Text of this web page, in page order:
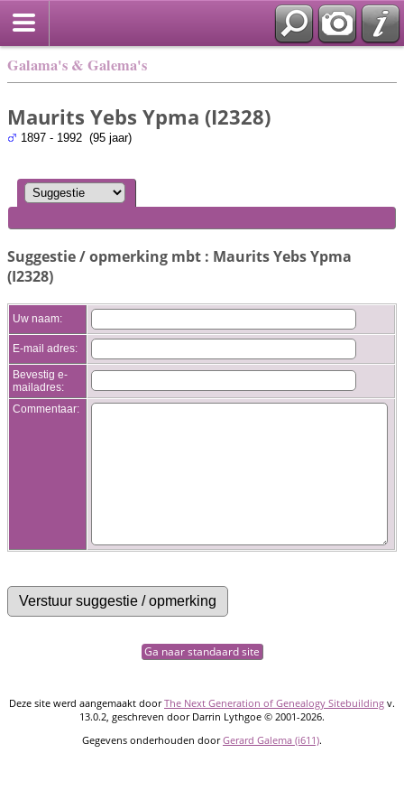
Galama's & Galema's
Maurits Yebs Ypma (I2328)
1897 - 1992 (95 jaar)
Suggestie / opmerking mbt : Maurits Yebs Ypma
(I2328)
Uw naam:
E-mail adres:
Bevestig e-
mailadres:
Commentaar:
Ga naar standaard site
Deze site werd aangemaakt doorThe Next Generation of Genealogy Sitebuilding v.
13.0.2, geschreven door Darrin Lythgoe © 2001-2026.
Gegevens onderhouden doorGerard Galema (i611).